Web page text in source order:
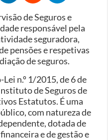
de Seguros e
responsável pela
seguradora,
pensões e respetivas
de seguros.
n.º 1/2015, de 6 de
de Seguros de
Estatutos. É uma
com natureza de
dotada de
e de gestão e